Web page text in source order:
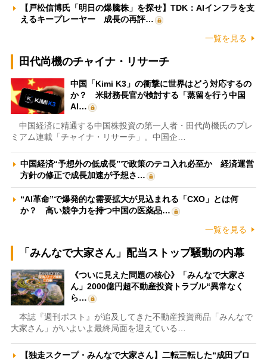
【戸松信博氏「明日の爆騰株」を探せ】TDK：AIインフラを支
えるキープレーヤー 成長の再評…
一覧を見る
田代尚機のチャイナ・リサーチ
中国「Kimi K3」の衝撃に世界はどう対応するの
か？ 米財務長官が検討する「蒸留を行う中国
AI…
中国経済に精通する中国株投資の第一人者・田代尚機氏のプレ
ミアム連載「チャイナ・リサーチ」。中国企…
中国経済“予想外の低成長”で政策のテコ入れ必至か 経済運営
方針の修正で成長加速が予想さ…
“AI革命”で爆発的な需要拡大が見込まれる「CXO」とは何
か？ 高い競争力を持つ中国の医薬品…
一覧を見る
「みんなで大家さん」配当ストップ騒動の内幕
《ついに見えた問題の核心》「みんなで大家さ
ん」2000億円超不動産投資トラブル“異常なく
ら…
本誌『週刊ポスト』が追及してきた不動産投資商品「みんなで
大家さん」がいよいよ最終局面を迎えている…
【独走スクープ・みんなで大家さん】二転三転した“成田プロ